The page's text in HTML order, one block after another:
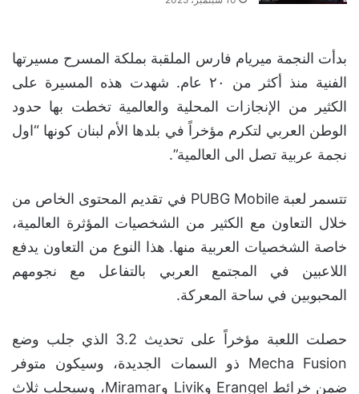
بدأت النجمة ميريام فارس الملقبة بملكة المسرح مسيرتها
الفنية منذ أكثر من ٢٠ عام. شهدت هذه المسيرة على
الكثير من الإنجازات المحلية والعالمية تخطت بها حدود
الوطن العربي لتكرم مؤخراً في بلدها الأم لبنان كونها “اول
نجمة عربية تصل الى العالمية”.
تتسمر لعبة PUBG Mobile في تقديم المحتوى الخاص من
خلال التعاون مع الكثير من الشخصيات المؤثرة العالمية،
خاصة الشخصيات العربية منها. هذا النوع من التعاون يدفع
اللاعبين في المجتمع العربي بالتفاعل مع نجومهم
المحبوبين في ساحة المعركة.
حصلت اللعبة مؤخراً على تحديث 3.2 الذي جلب وضع
Mecha Fusion ذو السمات الجديدة، وسيكون متوفر
ضمن خرائط Erangel وLivik وMiramar، وسيجلب ثلاث